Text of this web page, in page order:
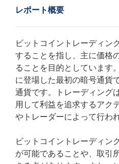
レポート概要
ビットコイントレーディン
することを指し、主に価格
ることを目的としています
に登場した最初の暗号通貨
通貨です。トレーディング
用して利益を追求するアク
やトレーダーによって行わ
ビットコイントレーディン
が可能であることや、取引